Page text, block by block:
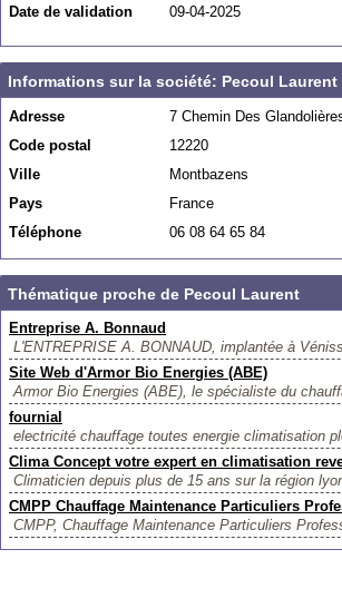
Date de validation
09-04-2025
Informations sur la société: Pecoul Laurent
Adresse
7 Chemin Des
Code postal
12220
Ville
Montbazens
Pays
France
Téléphone
06 08 64 65 84
Thématique proche de Pecoul Laurent
Entreprise A. Bonnaud
L'ENTREPRISE A. BONNAUD, implantée à
Site Web d'Armor Bio Energies (ABE)
Armor Bio Energies (ABE), le spécialiste du
fournial
electricité chauffage toutes energie climatisation
Clima Concept votre expert en climatisation
Climaticien depuis plus de 15 ans sur la région
CMPP Chauffage Maintenance Particuliers
CMPP, Chauffage Maintenance Particuliers